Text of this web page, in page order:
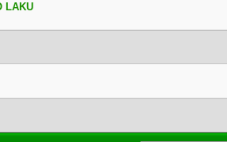
LAKURata-rata
2345